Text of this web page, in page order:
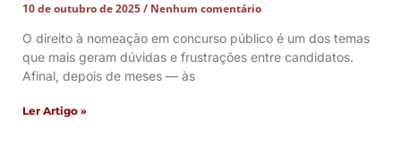
10 de outubro de 2025
Nenhum comentário
O direito à nomeação em concurso público é um dos temas
que mais geram dúvidas e frustrações entre candidatos.
Afinal, depois de meses — às
Ler Artigo »